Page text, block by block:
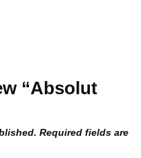
“Absolut
Required fields are